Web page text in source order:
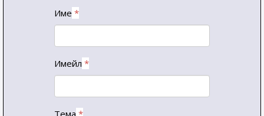
Име *
Имейл *
Тема *